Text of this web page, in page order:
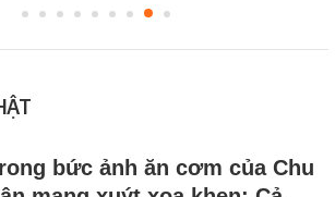
bức ảnh ăn cơm của Chu